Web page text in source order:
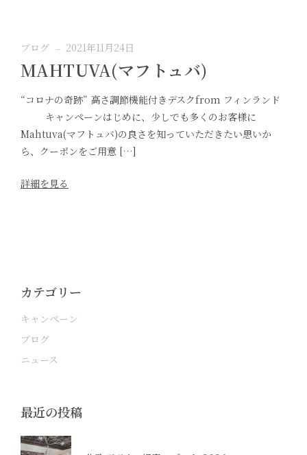
ブログ 2021年11月24日
MAHTUVA(マフトュバ)
“コロナの奇跡” 高さ調節機能付きデスクfrom フィンランド
キャンペーンはじめに、少しでも多くのお客様に
Mahtuva(マフトュバ)の良さを知っていただきたい思いか
ら、クーポンをご用意 […]
詳細を見る
カテゴリー
キャンペーン
ブログ
ニュース
最近の投稿